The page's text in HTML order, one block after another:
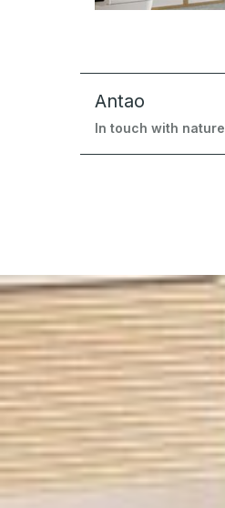
Antao
In touch with nature